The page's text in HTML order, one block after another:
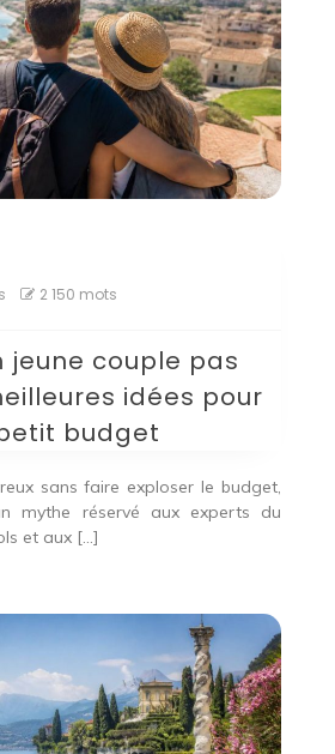
2 150 mots
jeune couple pas
idées pour
budget
sans faire exploser le budget,
mythe réservé aux experts du
et aux […]